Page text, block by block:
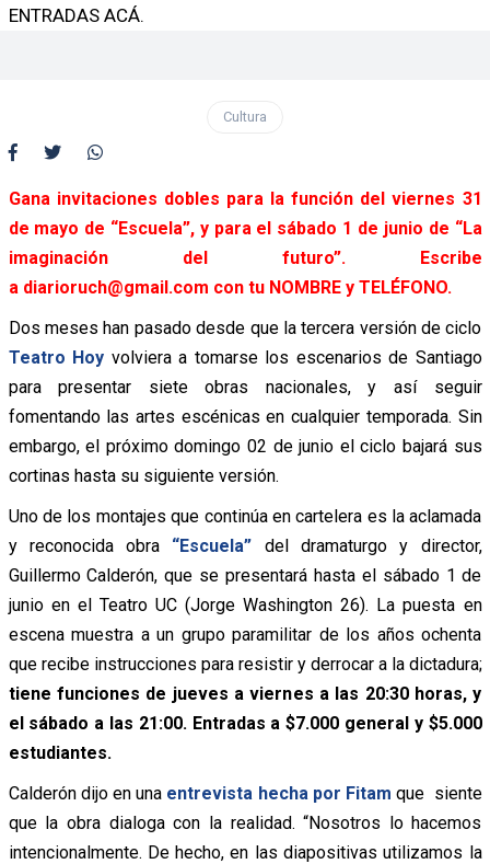
ENTRADAS ACÁ.
Cultura
Gana invitaciones dobles para la función del viernes 31
de mayo de “Escuela”, y para el sábado 1 de junio de “La
imaginación del futuro”. Escribe
a diarioruch@gmail.com con tu NOMBRE y TELÉFONO.
Dos meses han pasado desde que la tercera versión de ciclo
Teatro Hoy volviera a tomarse los escenarios de Santiago
para presentar siete obras nacionales, y así seguir
fomentando las artes escénicas en cualquier temporada. Sin
embargo, el próximo domingo 02 de junio el ciclo bajará sus
cortinas hasta su siguiente versión.
Uno de los montajes que continúa en cartelera es la aclamada
y reconocida obra “Escuela” del dramaturgo y director,
Guillermo Calderón, que se presentará hasta el sábado 1 de
junio en el Teatro UC (Jorge Washington 26). La puesta en
escena muestra a un grupo paramilitar de los años ochenta
que recibe instrucciones para resistir y derrocar a la dictadura;
tiene funciones de jueves a viernes a las 20:30 horas, y
el sábado a las 21:00. Entradas a $7.000 general y $5.000
estudiantes.
Calderón dijo en una entrevista hecha por Fitam que siente
que la obra dialoga con la realidad. “Nosotros lo hacemos
intencionalmente. De hecho, en las diapositivas utilizamos la